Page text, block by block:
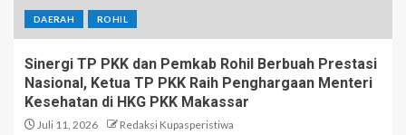
DAERAH ROHIL
Sinergi TP PKK dan Pemkab Rohil Berbuah Prestasi
Nasional, Ketua TP PKK Raih Penghargaan Menteri
Kesehatan di HKG PKK Makassar
Juli 11, 2026 Redaksi Kupasperistiwa